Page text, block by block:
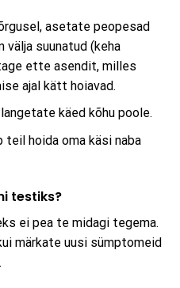
asetate peopesad
välja suunatud (keha
ette asendit, milles
ajal kätt hoiavad.
käed kõhu poole.
teil hoida oma käsi naba
testiks?
ei pea te midagi tegema.
märkate uusi sümptomeid